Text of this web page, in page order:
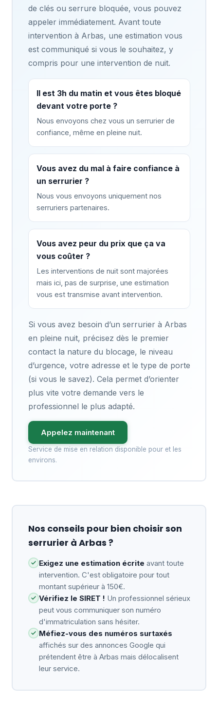
de clés ou serrure bloquée, vous pouvez
appeler immédiatement. Avant toute
intervention à Arbas, une estimation vous
est communiqué si vous le souhaitez, y
compris pour une intervention de nuit.
Il est 3h du matin et vous êtes bloqué
devant votre porte ?
Nous envoyons chez vous un serrurier de
confiance, même en pleine nuit.
Vous avez du mal à faire confiance à
un serrurier ?
Nous vous envoyons uniquement nos
serruriers partenaires.
Vous avez peur du prix que ça va
vous coûter ?
Les interventions de nuit sont majorées
mais ici, pas de surprise, une estimation
vous est transmise avant intervention.
Si vous avez besoin d’un serrurier à Arbas
en pleine nuit, précisez dès le premier
contact la nature du blocage, le niveau
d’urgence, votre adresse et le type de porte
(si vous le savez). Cela permet d’orienter
plus vite votre demande vers le
professionnel le plus adapté.
Appelez maintenant
Service de mise en relation disponible pour et les
environs.
Nos conseils pour bien choisir son
serrurier à Arbas ?
Exigez une estimation écrite avant toute
intervention. C'est obligatoire pour tout
montant supérieur à 150€.
Vérifiez le SIRET ! Un professionnel sérieux
peut vous communiquer son numéro
d'immatriculation sans hésiter.
Méfiez-vous des numéros surtaxés
affichés sur des annonces Google qui
prétendent être à Arbas mais délocalisent
leur service.